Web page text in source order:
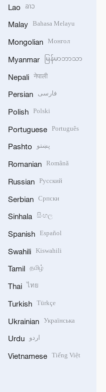
Lao ລາວ
Malay Bahasa Melayu
Mongolian Монгол
Myanmar မြန်မာဘာသာ
Nepali नेपाली
Persian فارسی
Polish Polski
Portuguese Português
Pashto پښتو
Romanian Română
Russian Русский
Serbian Српски
Sinhala සිංහල
Spanish Español
Swahili Kiswahili
Tamil தமிழ்
Thai ไทย
Turkish Türkçe
Ukrainian Українська
Urdu اردو
Vietnamese Tiếng Việt